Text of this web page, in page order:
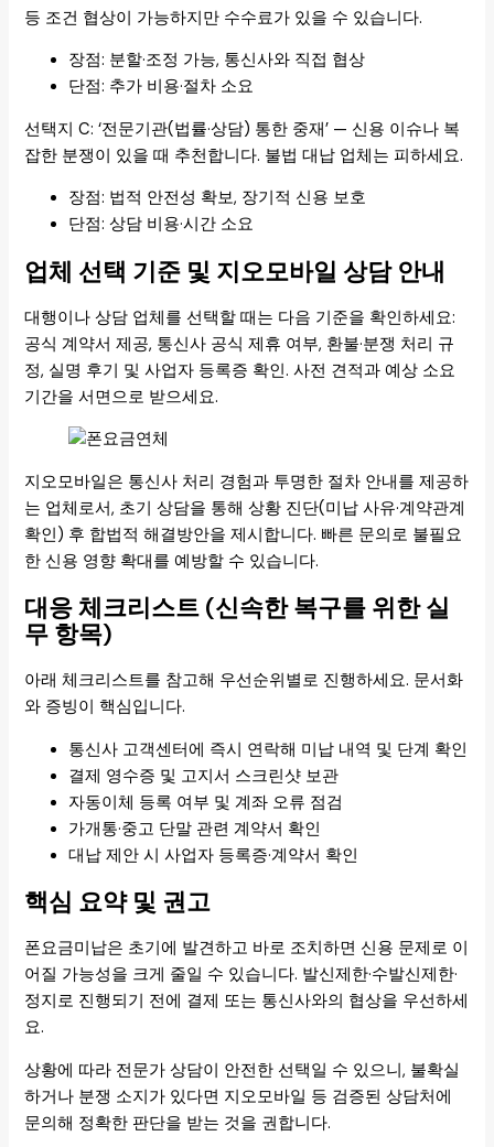
등 조건 협상이 가능하지만 수수료가 있을 수 있습니다.
장점: 분할·조정 가능, 통신사와 직접 협상
단점: 추가 비용·절차 소요
선택지 C: ‘전문기관(법률·상담) 통한 중재’ — 신용 이슈나 복
잡한 분쟁이 있을 때 추천합니다. 불법 대납 업체는 피하세요.
장점: 법적 안전성 확보, 장기적 신용 보호
단점: 상담 비용·시간 소요
업체 선택 기준 및 지오모바일 상담 안내
대행이나 상담 업체를 선택할 때는 다음 기준을 확인하세요:
공식 계약서 제공, 통신사 공식 제휴 여부, 환불·분쟁 처리 규
정, 실명 후기 및 사업자 등록증 확인. 사전 견적과 예상 소요
기간을 서면으로 받으세요.
지오모바일은 통신사 처리 경험과 투명한 절차 안내를 제공하
는 업체로서, 초기 상담을 통해 상황 진단(미납 사유·계약관계
확인) 후 합법적 해결방안을 제시합니다. 빠른 문의로 불필요
한 신용 영향 확대를 예방할 수 있습니다.
대응 체크리스트 (신속한 복구를 위한 실
무 항목)
아래 체크리스트를 참고해 우선순위별로 진행하세요. 문서화
와 증빙이 핵심입니다.
통신사 고객센터에 즉시 연락해 미납 내역 및 단계 확인
결제 영수증 및 고지서 스크린샷 보관
자동이체 등록 여부 및 계좌 오류 점검
가개통·중고 단말 관련 계약서 확인
대납 제안 시 사업자 등록증·계약서 확인
핵심 요약 및 권고
폰요금미납은 초기에 발견하고 바로 조치하면 신용 문제로 이
어질 가능성을 크게 줄일 수 있습니다. 발신제한·수발신제한·
정지로 진행되기 전에 결제 또는 통신사와의 협상을 우선하세
요.
상황에 따라 전문가 상담이 안전한 선택일 수 있으니, 불확실
하거나 분쟁 소지가 있다면 지오모바일 등 검증된 상담처에
문의해 정확한 판단을 받는 것을 권합니다.